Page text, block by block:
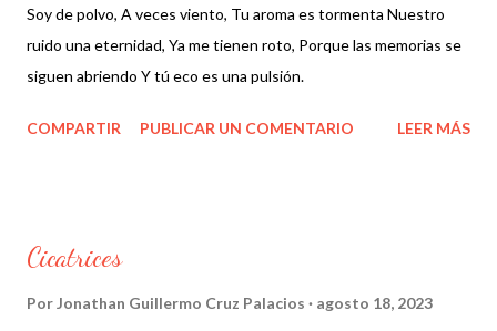
Soy de polvo, A veces viento, Tu aroma es tormenta Nuestro
ruido una eternidad, Ya me tienen roto, Porque las memorias se
siguen abriendo Y tú eco es una pulsión.
COMPARTIR PUBLICAR UN COMENTARIO LEER MÁS
Cicatrices
PorJonathan Guillermo Cruz Palacios agosto 18, 2023